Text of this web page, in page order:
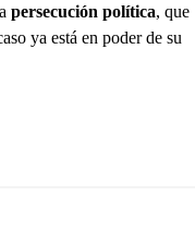
persecución política, que
ya está en poder de su